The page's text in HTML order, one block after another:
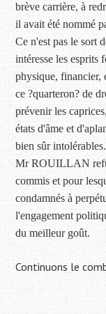
brève carrière, à
il avait été nommé
Ce n'est pas le sort
intéresse les esprits
physique, financier,
ce ?quarteron? de
prévenir les
états d'âme et
bien sûr intolérables.
Mr ROUILLAN
commis et pour
condamnés à
l'engagement
du meilleur goût.
Continuons le